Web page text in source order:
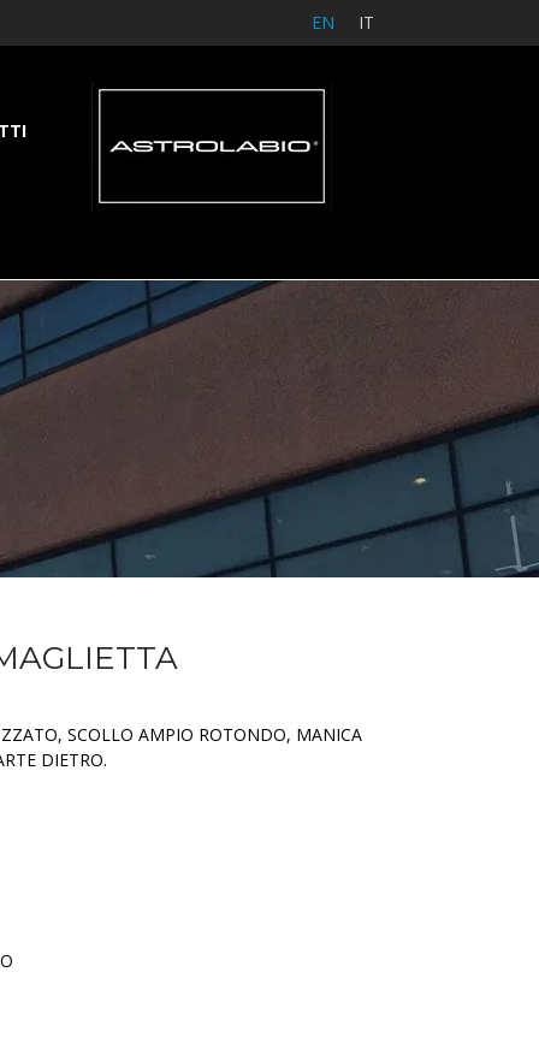
EN IT
SCOLLO AMPIO ROTONDO, MANICA
DIETRO.